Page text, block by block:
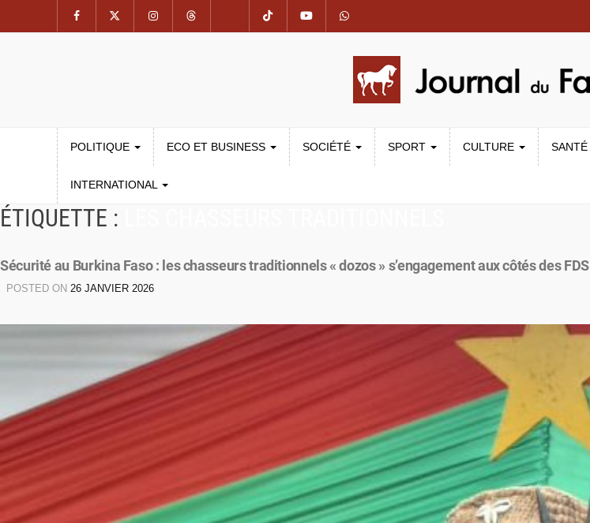
POLITIQUE ECO ET BUSINESS SOCIÉTÉ SPORT CULTURE SANTÉ
INTERNATIONAL
ÉTIQUETTE :
Sécurité au Burkina Faso : les chasseurs traditionnels « dozos » s’engagement aux côtés des FDS
POSTED ON 26 JANVIER 2026